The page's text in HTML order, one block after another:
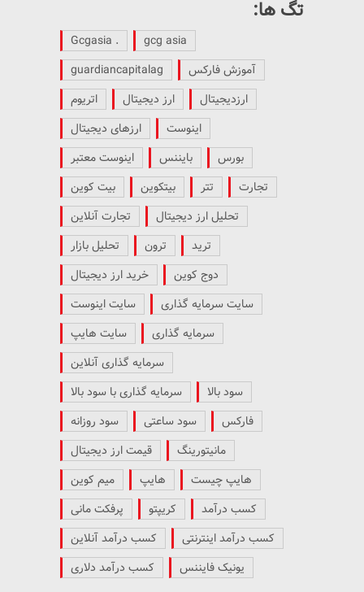
تگ ها:
. Gcgasia
gcg asia
guardiancapitalag
آموزش فارکس
اتریوم
ارز دیجیتال
ارزدیجیتال
ارزهای دیجیتال
اینوست
اینوست معتبر
بایننس
بورس
بیت کوین
بیتکوین تتر
تجارت
تجارت آنلاین
تحلیل ارز دیجیتال
تحلیل بازار
ترون
ترید
خرید ارز دیجیتال
دوج کوین
سایت اینوست
سایت سرمایه گذاری
سایت هایپ
سرمایه گذاری
سرمایه گذاری آنلاین
سرمایه گذاری با سود بالا
سود بالا
سود روزانه
سود ساعتی
فارکس
قیمت ارز دیجیتال
مانیتورینگ
میم کوین
هایپ
هایپ چیست
پرفکت مانی
کریپتو
کسب درآمد
کسب درآمد آنلاین
کسب درآمد اینترنتی
کسب درآمد دلاری
یونیک فایننس